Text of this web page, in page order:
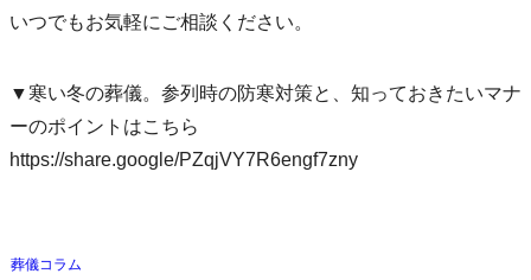
いつでもお気軽にご相談ください。
▼寒い冬の葬儀。参列時の防寒対策と、知っておきたいマナ
ーのポイントはこちら
https://share.google/PZqjVY7R6engf7zny
葬儀コラム